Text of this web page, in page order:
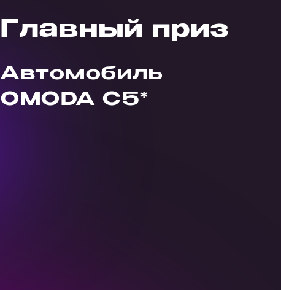
Главный приз
Автомобиль
OMODA C5*